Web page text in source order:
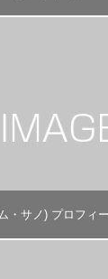
・サノ) プロフィ